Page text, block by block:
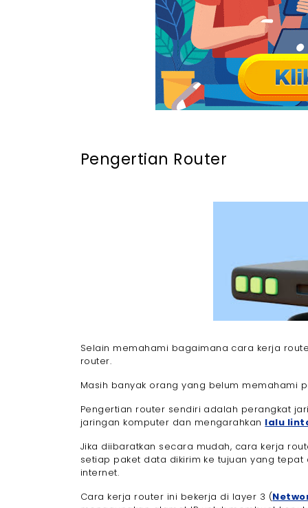
- 1. Kelebihan Router
- a. Menghubungkan Banyak Perangkat
- b. Mengatur Lalu Lintas Data di
- c. Menawarkan Keamanan Jaringan
- d. Fleksibilitas dalam Pengaturan
- e. Kemudahan Penggunaan dan Setup
- f. Jangkauan Nirkabel yang Luas
- b. Biaya Pembelian dan Pemeliharaan
- e. Kompleksitas Pengaturan Lanjutan
- 1. Mengenal Cara Kerja Router dalam
- 2. Cara Kerja Router Menggunakan
- 3. Routing: Menentukan Jalur Terbaik
- 4. Cara Kerja Router dalam Mengelola
- 5. Firewall dan Keamanan Jaringan:
- 7. Quality of Service (QoS): Prioritas
- 9. Cara Kerja Router Mengatasi
Rekomendasi Router Terbaik di Tahun 2024
- 1. D-Link
- 3. Starlink
- 6. ASUS TUF-AX6000
Pengertian Router
Selain memahami bagaimana cara kerja
router.
Masih banyak orang yang belum memahami
Pengertian router sendiri adalah perangkat
jaringan komputer dan mengarahkan lalu
Jika diibaratkan secara mudah, cara kerja
setiap paket data dikirim ke tujuan yang
internet.
Cara kerja router ini bekerja di layer 3 (